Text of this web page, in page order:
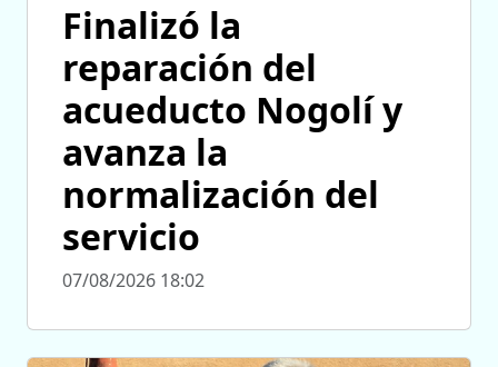
Finalizó la
reparación del
acueducto Nogolí y
avanza la
normalización del
servicio
07/08/2026 18:02